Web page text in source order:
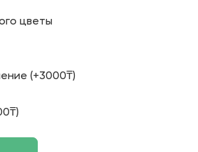
цветы
(+3000₸)